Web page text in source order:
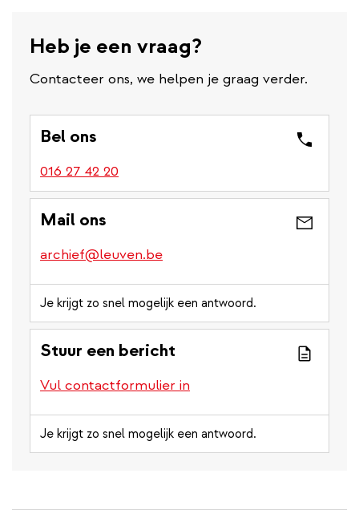
Heb je een vraag?
Contacteer ons, we helpen je graag verder.
Bel ons
016 27 42 20
Mail ons
archief@leuven.be
Je krijgt zo snel mogelijk een antwoord.
Stuur een bericht
Vul contactformulier in
Je krijgt zo snel mogelijk een antwoord.